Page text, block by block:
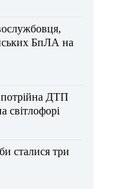
БпЛА на
потрійна ДТП
світлофорі
сталися три